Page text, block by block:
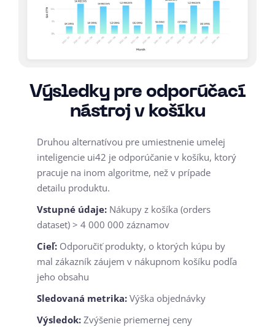
Výsledky pre odporúčací
nástroj v košíku
Druhou alternatívou pre umiestnenie umelej
inteligencie ui42 je odporúčanie v košíku, ktorý
pracuje na inom algoritme, než v prípade
detailu produktu.
Vstupné údaje: Nákupy z košíka (orders
dataset) > 4 000 000 záznamov
Cieľ: Odporučiť produkty, o ktorých kúpu by
mal zákazník záujem v nákupnom košíku podľa
jeho obsahu
Sledovaná metrika: Výška objednávky
Výsledok: Zvýšenie priemernej ceny